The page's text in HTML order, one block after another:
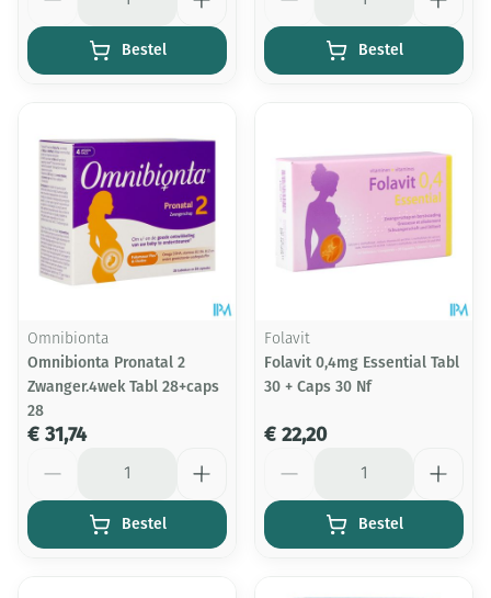
Bestel Bestel
Omnibionta
Omnibionta Pronatal 2
Zwanger.4wek Tabl 28+caps
28
€ 31,74
Bestel
Folavit
Folavit 0,4mg Essential Tabl
30 + Caps 30 Nf
€ 22,20
Bestel